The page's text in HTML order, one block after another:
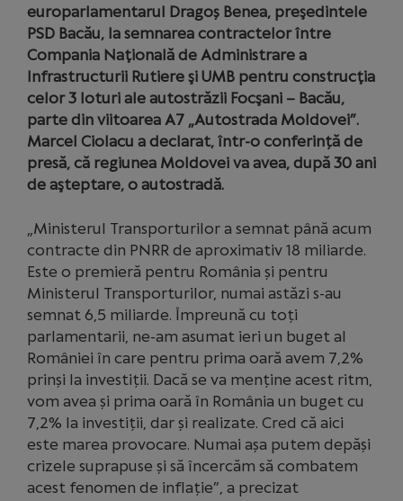
europarlamentarul Dragoș Benea, preşedintele
PSD Bacău, la semnarea contractelor între
Compania Naţională de Administrare a
Infrastructurii Rutiere şi UMB pentru construcţia
celor 3 loturi ale autostrăzii Focşani – Bacău,
parte din viitoarea A7 „Autostrada Moldovei”.
Marcel Ciolacu a declarat, într-o conferință de
presă, că regiunea Moldovei va avea, după 30 ani
de aşteptare, o autostradă.
„Ministerul Transporturilor a semnat până acum
contracte din PNRR de aproximativ 18 miliarde.
Este o premieră pentru România și pentru
Ministerul Transporturilor, numai astăzi s-au
semnat 6,5 miliarde. Împreună cu toți
parlamentarii, ne-am asumat ieri un buget al
României în care pentru prima oară avem 7,2%
prinși la investiții. Dacă se va menține acest ritm,
vom avea și prima oară în România un buget cu
7,2% la investiții, dar și realizate. Cred că aici
este marea provocare. Numai așa putem depăși
crizele suprapuse și să încercăm să combatem
acest fenomen de inflație”, a precizat